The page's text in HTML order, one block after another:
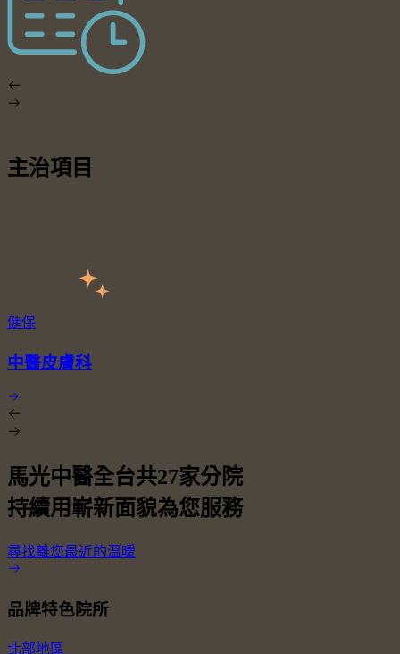
主治項目
健保
中醫皮膚科
馬光中醫全台共27家分院
持續用嶄新面貌為您服務
尋找離您最近的溫暖
品牌特色院所
北部地區